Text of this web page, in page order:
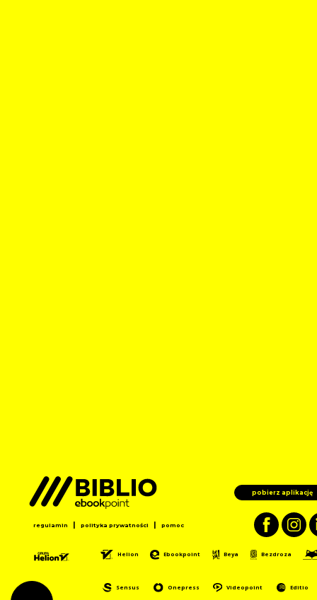
pobierz aplikację
regulamin | polityka prywatności | pomoc
Helion Ebookpoint Beya Bezdroza
Sensus Onepress Videopoint Editio